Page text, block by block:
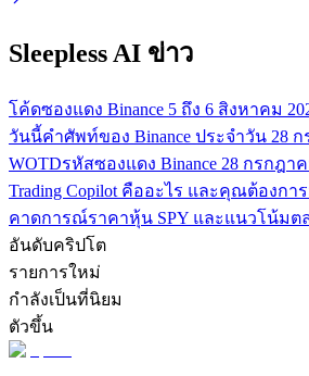
การแนะนำ
เชิญเพื่อนเพื่อรับรางวัลเงินสด
BTC Welcome Rewards
Sleepless AI ข่าว
โค้ดซองแดง Binance 5 ถึง 6 สิงหาคม
วันนี้คำศัพท์ของ Binance ประจำวัน 28
WOTDรหัสซองแดง Binance 28 กรกฎา
Trading Copilot คืออะไร และคุณต้องกา
คาดการณ์ราคาหุ้น SPY และแนวโน้มต
อันดับคริปโต
รายการใหม่
กำลังเป็นที่นิยม
ตัวขึ้น